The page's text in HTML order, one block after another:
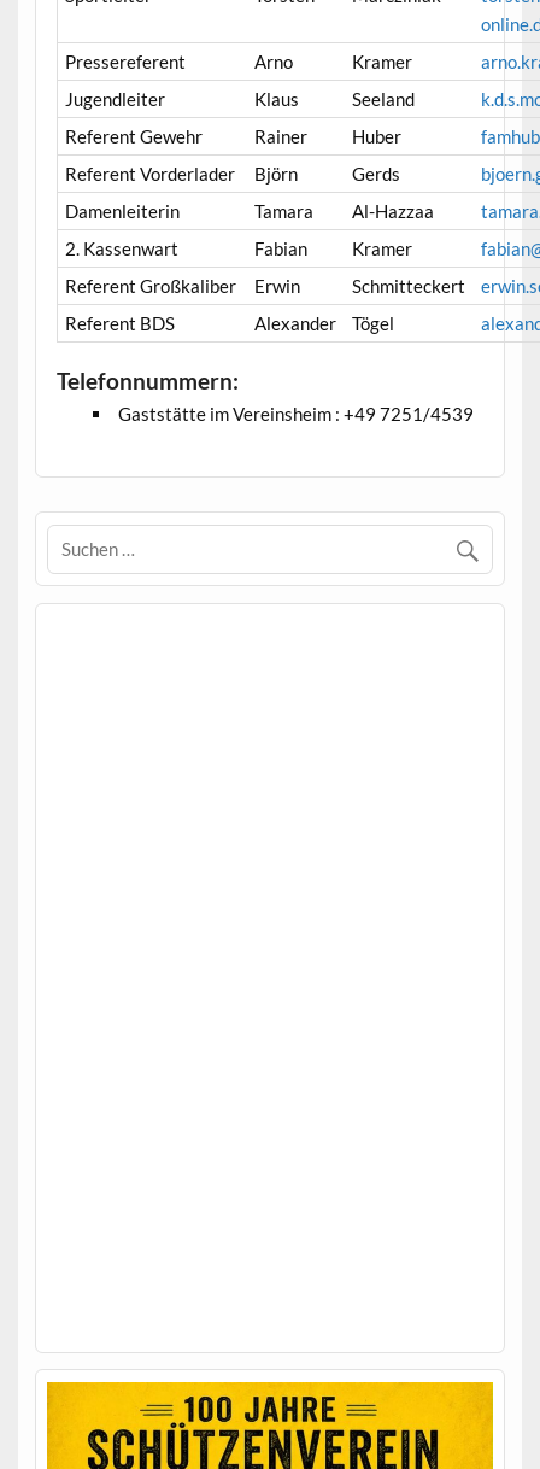
Pressereferent
Arno Kramer
Jugendleiter
Klaus Seeland
Referent Gewehr
Rainer Huber
Referent Vorderlader
Björn Gerds
Damenleiterin
Tamara Al-Hazzaa
2. Kassenwart
Fabian Kramer
Referent Großkaliber
Erwin Schmitteckert
Referent BDS
Alexander Tögel
Telefonnummern:
Gaststätte im Vereinsheim : +49 7251/4539